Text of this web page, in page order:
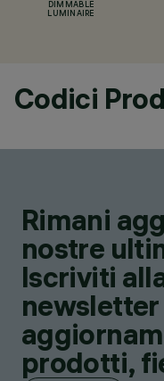
DIMMABLE
LUMINAIRE
Codici
Rimani
nostre
Iscriviti
prodotti,